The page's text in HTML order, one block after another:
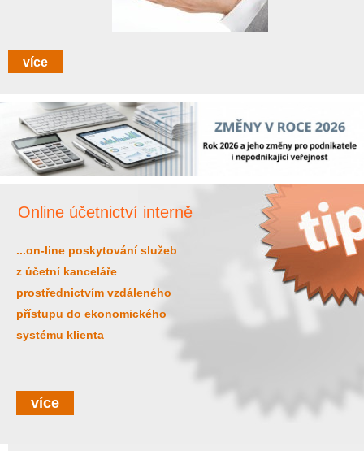
více
Online účetnictví interně
...on-line poskytování služeb
z účetní kanceláře
prostřednictvím vzdáleného
přístupu do ekonomického
systému klienta
více